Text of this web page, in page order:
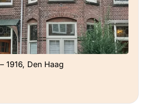
1916, Den Haag